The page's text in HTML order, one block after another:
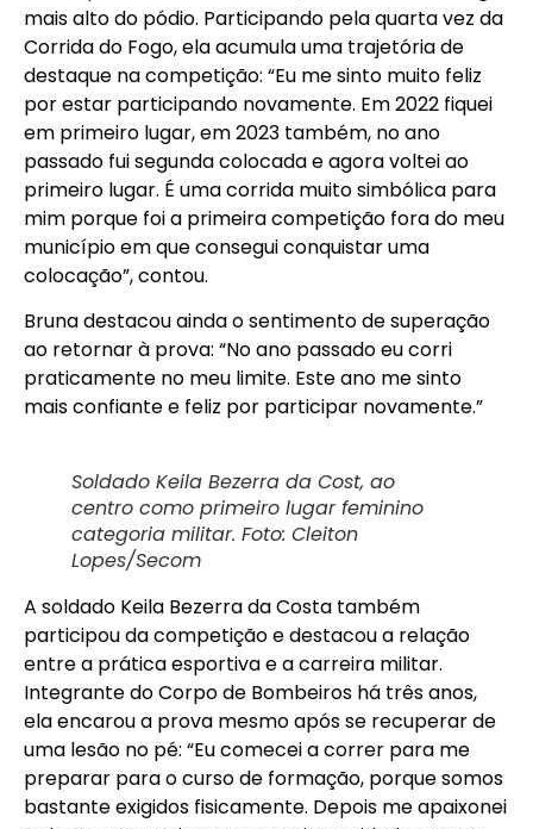
mais alto do pódio. Participando pela quarta vez da
Corrida do Fogo, ela acumula uma trajetória de
destaque na competição: “Eu me sinto muito feliz
por estar participando novamente. Em 2022 fiquei
em primeiro lugar, em 2023 também, no ano
passado fui segunda colocada e agora voltei ao
primeiro lugar. É uma corrida muito simbólica para
mim porque foi a primeira competição fora do meu
município em que consegui conquistar uma
colocação”, contou.
Bruna destacou ainda o sentimento de superação
ao retornar à prova: “No ano passado eu corri
praticamente no meu limite. Este ano me sinto
mais confiante e feliz por participar novamente.”
Soldado Keila Bezerra da Cost, ao
centro como primeiro lugar feminino
categoria militar. Foto: Cleiton
Lopes/Secom
A soldado Keila Bezerra da Costa também
participou da competição e destacou a relação
entre a prática esportiva e a carreira militar.
Integrante do Corpo de Bombeiros há três anos,
ela encarou a prova mesmo após se recuperar de
uma lesão no pé: “Eu comecei a correr para me
preparar para o curso de formação, porque somos
bastante exigidos fisicamente. Depois me apaixonei